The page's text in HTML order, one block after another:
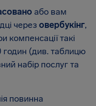
або вам
через овербукінг,
такі
годин (див. таблицю
набір послуг та
повинна